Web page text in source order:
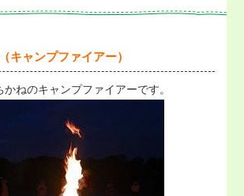
キャンプファイアー）
ねのキャンプファイアーです。